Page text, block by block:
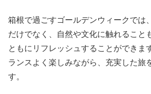
箱根で過ごすゴールデンウィークでは
だけでなく、自然や文化に触れること
ともにリフレッシュすることができま
ランスよく楽しみながら、充実した旅
す。